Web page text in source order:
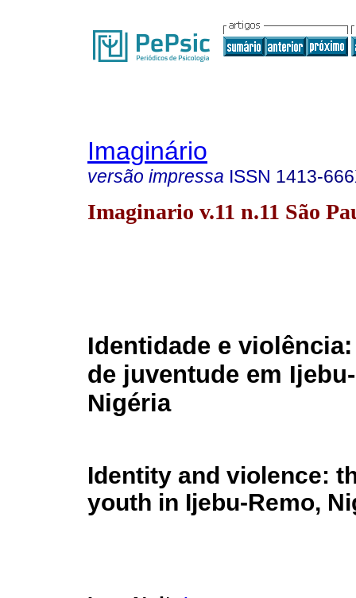
Imaginário
versão impressa ISSN 1413-
Imaginario v.11 n.11 São
Identidade e
de juventude em
Nigéria
Identity and violence:
youth in Ijebu-Remo,